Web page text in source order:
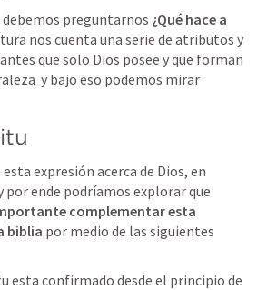
preguntarnos ¿Qué hace a
nos cuenta una serie de atributos y
que solo Dios posee y que forman
y bajo eso podemos mirar
expresión acerca de Dios, en
por ende podríamos explorar que
complementar esta
biblia por medio de las siguientes
esta confirmado desde el principio de